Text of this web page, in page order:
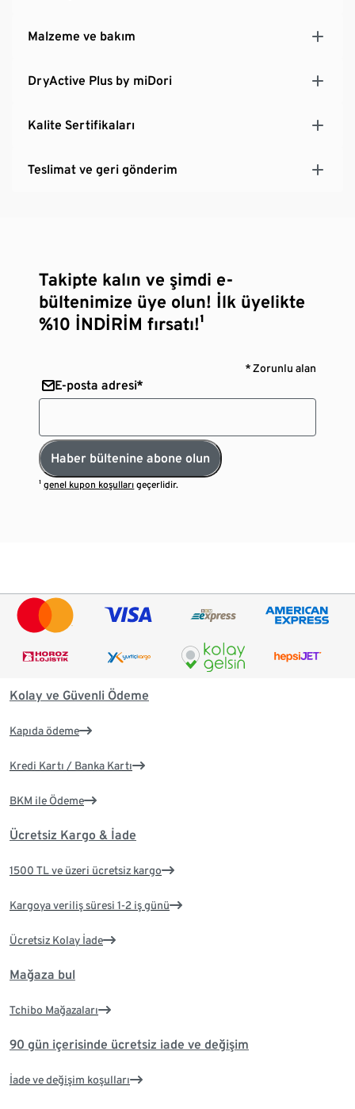
Malzeme ve bakım
DryActive Plus by miDori
Kalite Sertifikaları
Teslimat ve geri gönderim
Takipte kalın ve şimdi e-
bültenimize üye olun! İlk üyelikte
%10 İNDİRİM fırsatı!¹
* Zorunlu alan
E-posta adresi*
Haber bültenine abone olun
¹genel kupon koşulları geçerlidir.
Kolay ve Güvenli Ödeme
Kapıda ödeme
Kredi Kartı / Banka Kartı
BKM ile Ödeme
Ücretsiz Kargo & İade
1500 TL ve üzeri ücretsiz kargo
Kargoya veriliş süresi 1-2 iş günü
Ücretsiz Kolay İade
Mağaza bul
Tchibo Mağazaları
90 gün içerisinde ücretsiz iade ve değişim
İade ve değişim koşulları